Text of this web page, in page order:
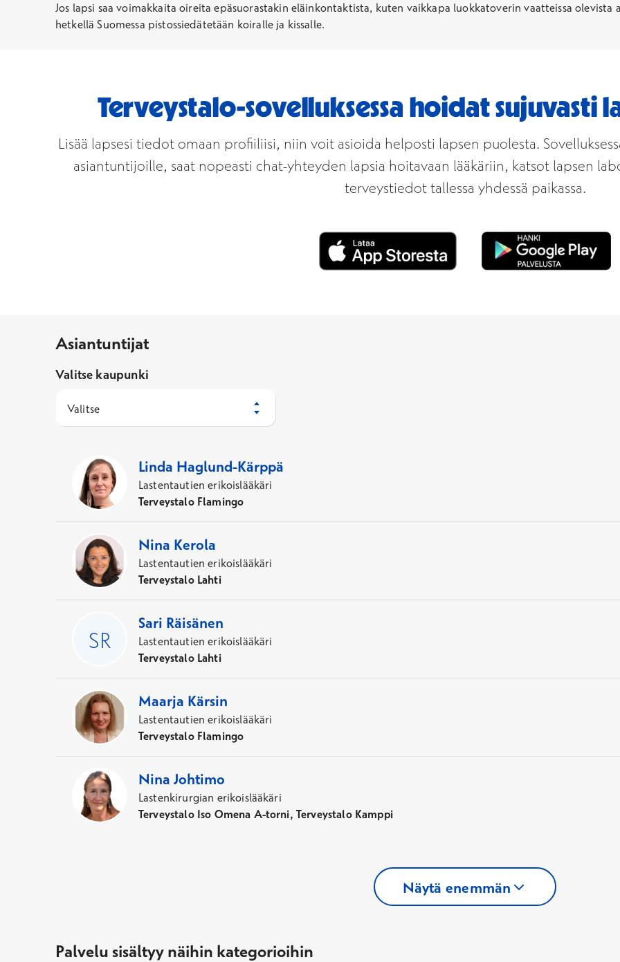
Jos lapsi saa voimakkaita oireita epäsuorastakin eläinkontaktista, kuten vaikkapa luokkatoverin vaatteissa
hetkellä Suomessa pistossiedätetään koiralle ja kissalle.
Terveystalo-sovelluksessa hoidat sujuvasti
Lisää lapsesi tiedot omaan profiiliisi, niin voit asioida helposti lapsen puolesta.
asiantuntijoille, saat nopeasti chat-yhteyden lapsia hoitavaan lääkäriin, katsot lapsen
terveystiedot tallessa yhdessä paikassa.
Avautuu uuteen ikkunaan
Asiantuntijat
Valitse kaupunki
Valitse
Linda Haglund-Kärppä
Lastentautien erikoislääkäri
Terveystalo Flamingo
Nina Kerola
Lastentautien erikoislääkäri
Terveystalo Lahti
Sari Räisänen
Lastentautien erikoislääkäri
Terveystalo Lahti
Maarja Kärsin
Lastentautien erikoislääkäri
Terveystalo Flamingo
Nina Johtimo
Lastenkirurgian erikoislääkäri
Terveystalo Iso Omena A-torni, Terveystalo Kamppi
Näytä enemmän
Palvelu sisältyy näihin kategorioihin